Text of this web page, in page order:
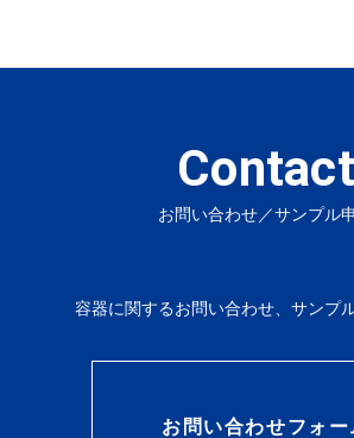
Contact
お問い合わせ／サンプル
容器に関するお問い合わせ、サンプ
お問い合わせフォー